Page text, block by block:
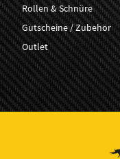
Rollen & Schnüre
Gutscheine / Zubehör
Outlet